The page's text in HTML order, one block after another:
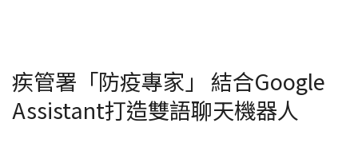
疾管署「防疫專家」 結合Google
Assistant打造雙語聊天機器人